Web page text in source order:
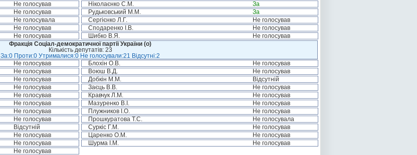
Не голосував Ніколаєнко С.М.
За
Не голосував Рудьковський М.М.
За
Не голосувала Сергієнко Л.Г.
Не голосував
Не голосував Сподаренко І.В.
Не голосував
Не голосував Шибко В.Я.
Не голосував
Фракція Соціал-демократичної партії України (о)
Кількість депутатів: 23
За:0 Проти:0 Утрималися:0 Не голосували:21 Відсутні:2
Не голосував Блохін О.В.
Не голосував
Не голосував Воюш В.Д.
Не голосував
Не голосував Добкін М.М.
Відсутній
Не голосував Заєць В.В.
Не голосував
Не голосував Кравчук Л.М.
Не голосував
Не голосував Мазуренко В.І.
Не голосував
Не голосував Плужников І.О.
Не голосував
Не голосував Прошкуратова Т.С.
Не голосувала
Відсутній Суркіс Г.М.
Не голосував
Не голосував Царенко О.М.
Не голосував
Не голосував Шурма І.М.
Не голосував
Не голосував